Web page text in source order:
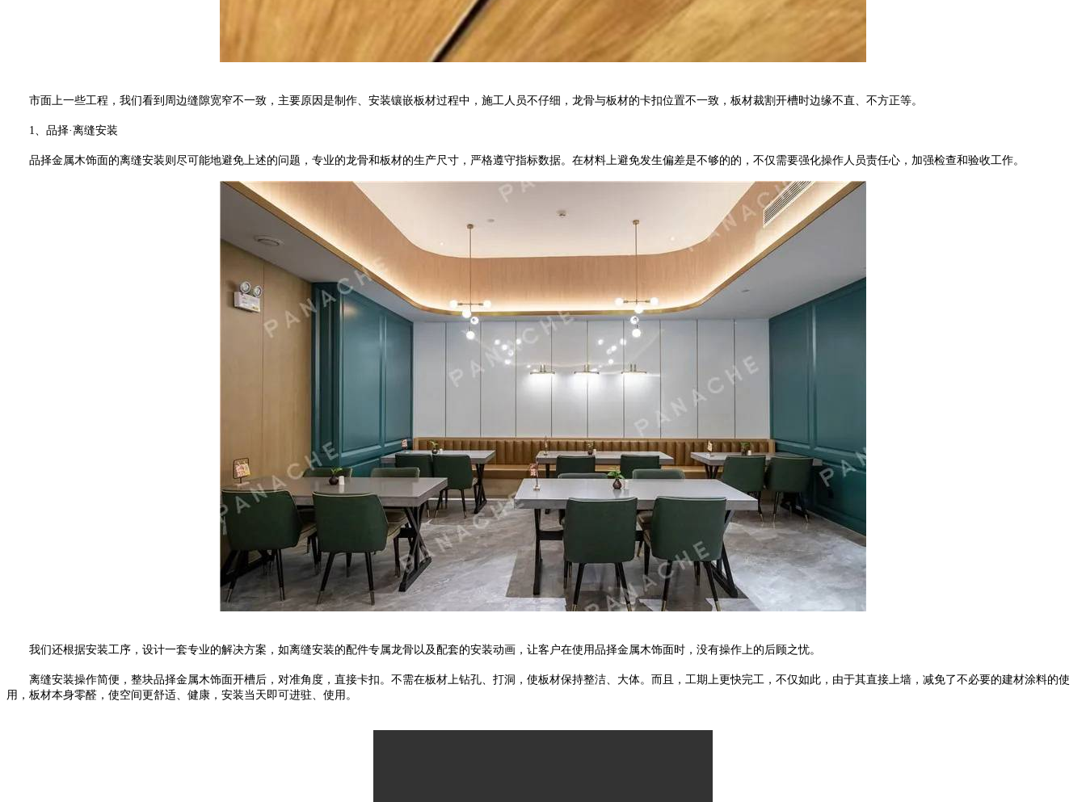
市面上一些工程，我们看到周边缝隙宽窄不一致，主要原因是制作、安装镶嵌板材过程中，施工人员不仔细，龙骨与板材的卡扣位置不一致，板材裁割开槽时边缘不直、不方正等。
1 、品择·离缝安装
品择金属木饰面的离缝安装则尽可能地避免上述的问题，专业的龙骨和板材的生产尺寸，严格遵守指标数据。在材料上避免发生偏差是不够的的，不仅需要强化操作人员责任心，加强检查和验收工作。
我们还根据安装工序，设计一套专业的解决方案，如离缝安装的配件专属龙骨以及配套的安装动画，让客户在使用品择金属木饰面时，没有操作上的后顾之忧。
离缝安装操作简便，整块品择金属木饰面开槽后，对准角度，直接卡扣。不需在板材上钻孔、打洞，使板材保持整洁、大体。而且，工期上更快完工，不仅如此，由于其直接上墙，减免了不必要的建材涂料的使
用，板材本身零醛，使空间更舒适、健康，安装当天即可进驻、使用。